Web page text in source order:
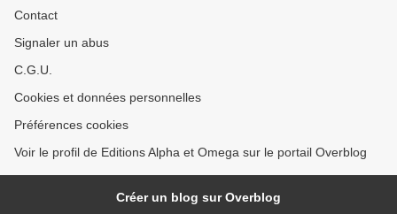
Contact
Signaler un abus
C.G.U.
Cookies et données personnelles
Préférences cookies
Voir le profil de Editions Alpha et Omega sur le portail Overblog
Créer un blog sur Overblog